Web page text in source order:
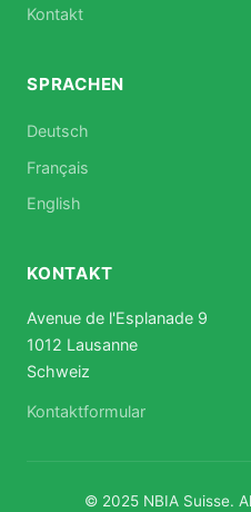
Kontakt
SPRACHEN
Deutsch
Français
English
KONTAKT
Avenue de l'Esplanade 9
1012 Lausanne
Schweiz
Kontaktformular
© 2025 NBIA Suisse.